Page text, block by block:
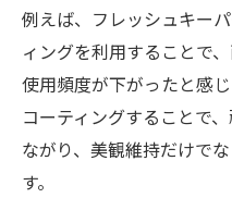
例えば、フレッシュキー
ィングを利用することで
使用頻度が下がったと感
コーティングすることで
ながり、美観維持だけで
す。